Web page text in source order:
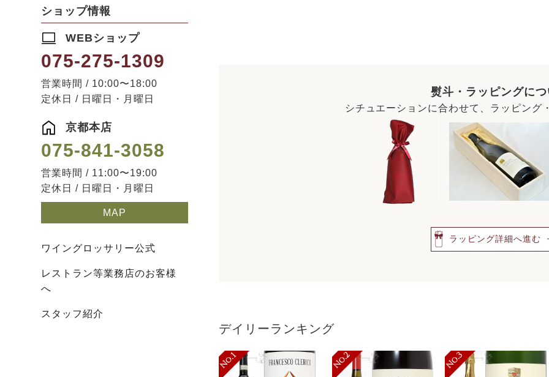
ショップ情報
WEBショップ
075-275-1309
営業時間 / 10:00〜18:00
定休日 / 日曜日・月曜日
京都本店
075-841-3058
営業時間 / 11:00〜19:00
定休日 / 日曜日・月曜日
MAP
ワイングロッサリー公式
レストラン等業務店のお客様
へ
スタッフ紹介
熨斗・ラッピングに
シチュエーションに合わせて、ラッピング
ラッピング詳細へ進む
デイリーランキング